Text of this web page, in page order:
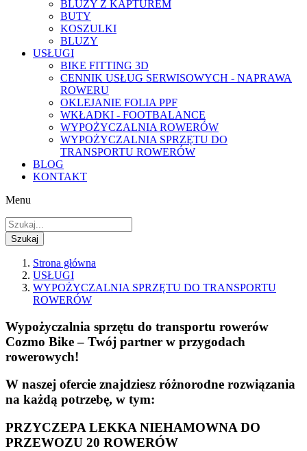
BLUZY Z KAPTUREM
BUTY
KOSZULKI
BLUZY
USŁUGI
BIKE FITTING 3D
CENNIK USŁUG SERWISOWYCH - NAPRAWA
ROWERU
OKLEJANIE FOLIA PPF
WKŁADKI - FOOTBALANCE
WYPOŻYCZALNIA ROWERÓW
WYPOŻYCZALNIA SPRZĘTU DO
TRANSPORTU ROWERÓW
BLOG
KONTAKT
Menu
Szukaj
Strona główna
USŁUGI
WYPOŻYCZALNIA SPRZĘTU DO TRANSPORTU
ROWERÓW
Wypożyczalnia sprzętu do transportu rowerów
Cozmo Bike – Twój partner w przygodach
rowerowych!
W naszej ofercie znajdziesz różnorodne rozwiązania
na każdą potrzebę, w tym:
PRZYCZEPA LEKKA NIEHAMOWNA DO
PRZEWOZU 20 ROWERÓW